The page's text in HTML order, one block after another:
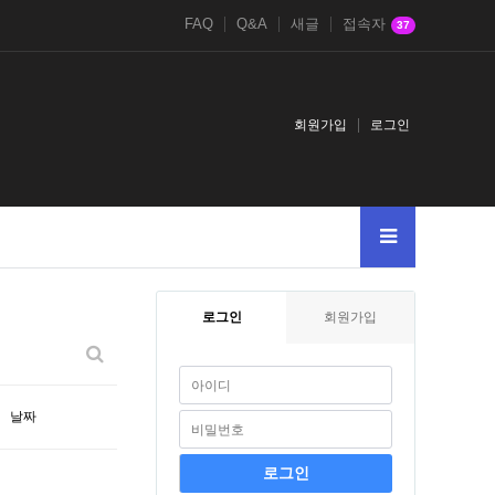
FAQ Q&A 새글 접속자 37
회원가입 로그인
날짜
로그인 회원가입